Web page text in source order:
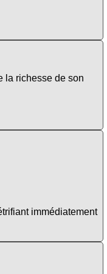
la richesse de son
immédiatement